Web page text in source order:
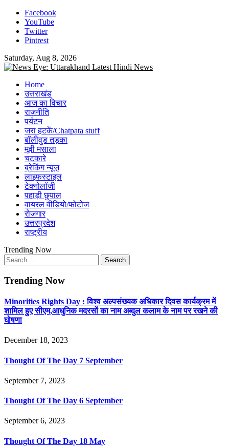
Skip
content
Facebook
YouTube
Twitter
Pintrest
Saturday, Aug 8, 2026
Home
उत्तराखंड
आज का विचार
राजनीति
पर्यटन
जरा हटकें/Chatpata stuff
बॉलीवुड तड़का
मूवी मसाला
चटकारे
ब्रेकिंग न्यूज़
लाइफस्टाइल
टेक्नोलॉजी
पहाड़ी छुयाल
वायरल वीडियो/फोटोज
रोजगार
उत्तरप्रदेश
राष्ट्रीय
Trending Now
Search
for:
Trending Now
Minorities Rights Day : विश्व अल्पसंख्यक अधिकार दिवस कार्यक्रम में
शामिल हुए सीएम,आधुनिक मदरसों का नाम अब्दुल कलाम के नाम पर रखने की
घोषणा
December 18, 2023
Thought Of The Day 7 September
September 7, 2023
Thought Of The Day 6 September
September 6, 2023
Thought Of The Day 18 May